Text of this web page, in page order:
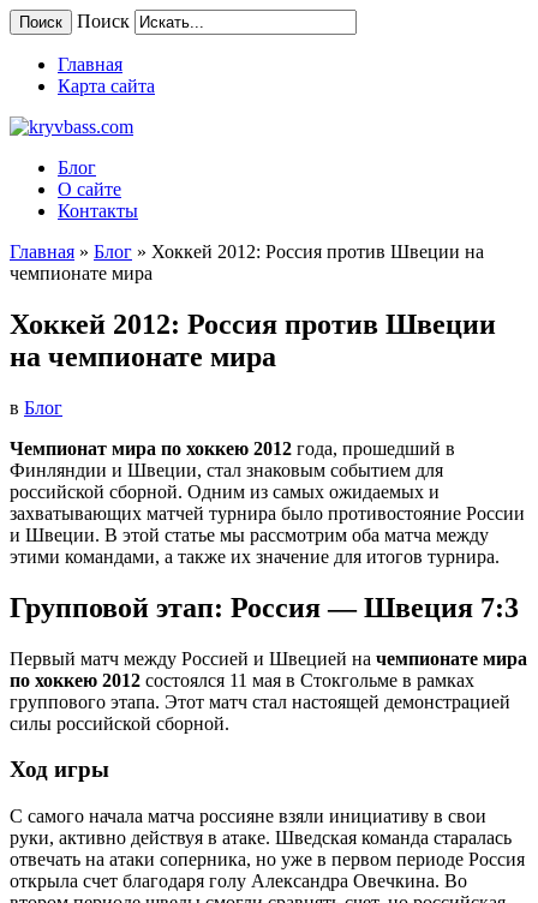
Поиск Поиск
Главная
Карта сайта
Блог
О сайте
Контакты
Главная » Блог » Хоккей 2012: Россия против Швеции на
чемпионате мира
Хоккей 2012: Россия против Швеции
на чемпионате мира
в Блог
Чемпионат мира по хоккею 2012 года, прошедший в
Финляндии и Швеции, стал знаковым событием для
российской сборной. Одним из самых ожидаемых и
захватывающих матчей турнира было противостояние России
и Швеции. В этой статье мы рассмотрим оба матча между
этими командами, а также их значение для итогов турнира.
Групповой этап: Россия — Швеция 7:3
Первый матч между Россией и Швецией на чемпионате мира
по хоккею 2012 состоялся 11 мая в Стокгольме в рамках
группового этапа. Этот матч стал настоящей демонстрацией
силы российской сборной.
Ход игры
С самого начала матча россияне взяли инициативу в свои
руки, активно действуя в атаке. Шведская команда старалась
отвечать на атаки соперника, но уже в первом периоде Россия
открыла счет благодаря голу Александра Овечкина. Во